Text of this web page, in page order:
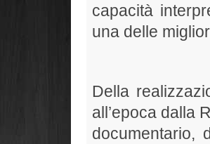
capacità
una delle
Della
all’epoca dalla
documentario,